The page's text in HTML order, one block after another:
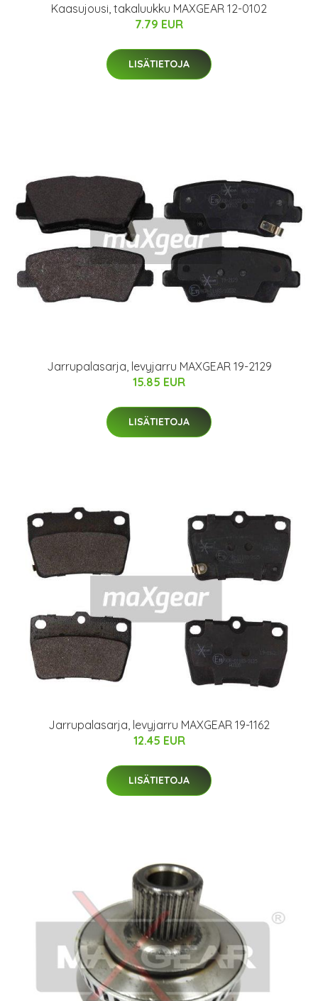
Kaasujousi, takaluukku MAXGEAR 12-0102
7.79 EUR
LISÄTIETOJA
Jarrupalasarja, levyjarru MAXGEAR 19-2129
15.85 EUR
LISÄTIETOJA
Jarrupalasarja, levyjarru MAXGEAR 19-1162
12.45 EUR
LISÄTIETOJA